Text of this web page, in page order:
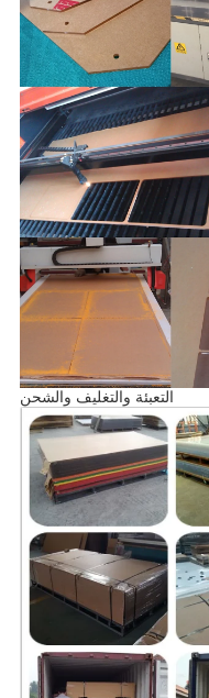
التعبئة والتغليف والشحن